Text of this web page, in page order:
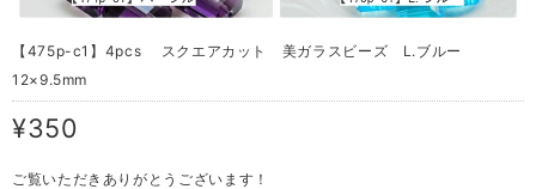
【475p-c1】4pcs スクエアカット 美ガラスビーズ L.ブルー
12×9.5mm
¥350
ご覧いただきありがとうございます！